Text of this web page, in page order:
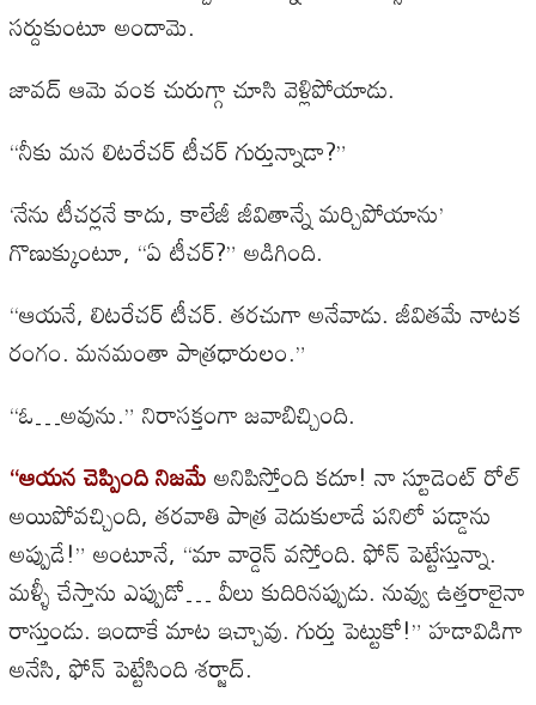
సర్దుకుంటూ అందామె.
జావద్ ఆమె వంక చురుగ్గా చూసి వెళ్లిపోయాడు.
“నీకు మన లిటరేచర్ టీచర్ గుర్తున్నాడా?”
‘నేను టీచర్లనే కాదు, కాలేజీ జీవితాన్నే మర్చిపోయాను’
గొణుక్కుంటూ, “ఏ టీచర్?” అడిగింది.
“ఆయనే, లిటరేచర్ టీచర్. తరచుగా అనేవాడు. జీవితమే నాటక
రంగం. మనమంతా పాత్రధారులం.”
“ఓ…అవును.” నిరాసక్తంగా జవాబిచ్చింది.
“ఆయన చెప్పింది నిజమేఅనిపిస్తోంది కదూ! నా స్టూడెంట్ రోల్
అయిపోవచ్చింది, తరవాతి పాత్ర వెదుకులాడే పనిలో పడ్డాను
అప్పుడే!” అంటూనే, “మా వార్డెన్ వస్తోంది. ఫోన్ పెట్టేస్తున్నా.
మళ్ళీ చేస్తాను ఎప్పుడో… వీలు కుదిరినప్పుడు. నువ్వు ఉత్తరాలైనా
రాస్తుండు. ఇందాకే మాట ఇచ్చావు. గుర్తు పెట్టుకో!” హడావిడిగా
అనేసి, ఫోన్ పెట్టేసింది శర్జాద్.